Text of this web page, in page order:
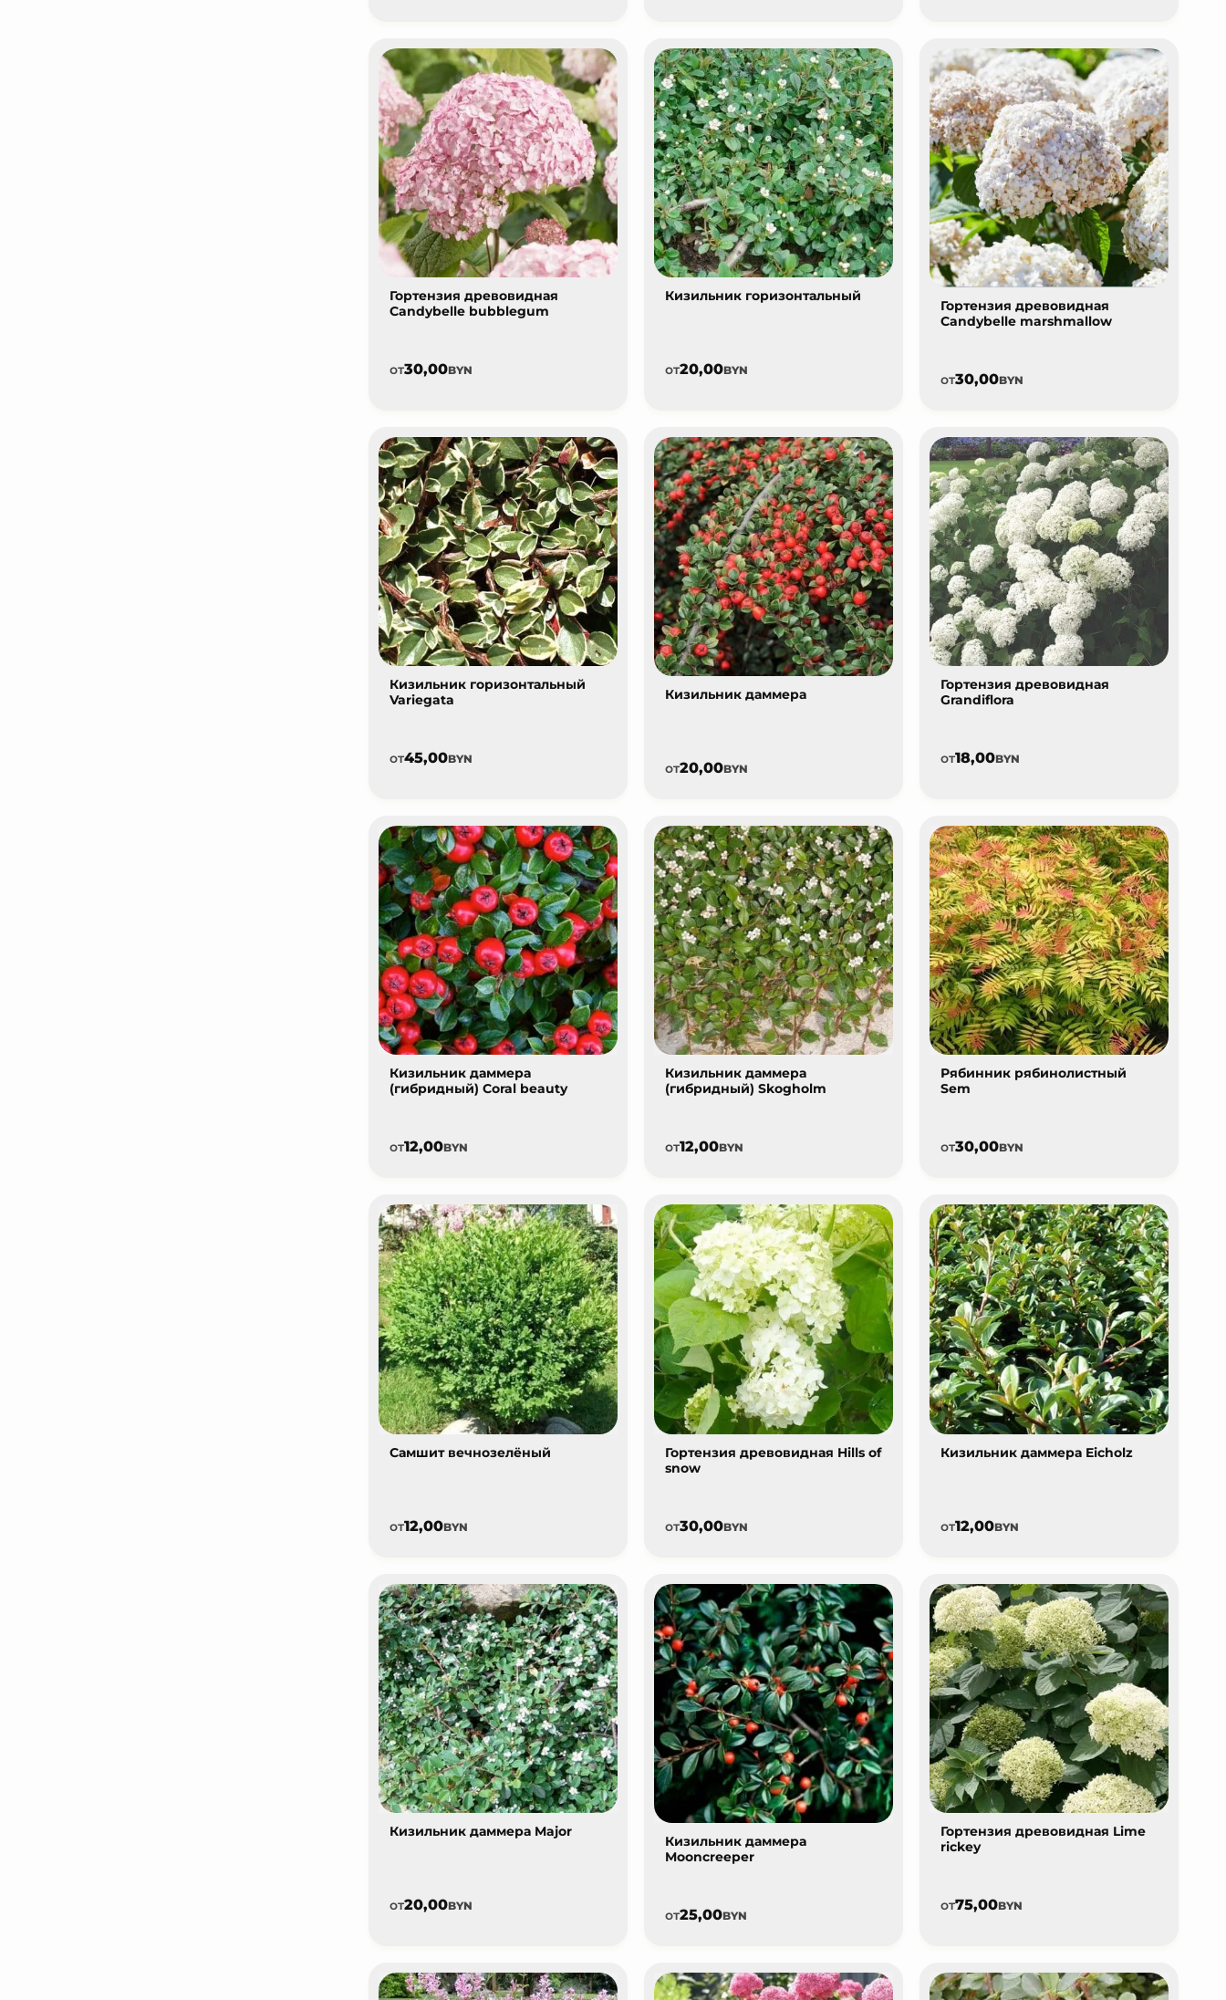
Гортензия древовидная
Candybelle bubblegum
от30,00BYN
Кизильник горизонтальный
от20,00BYN
Гортензия древовидная
Candybelle marshmallow
от30,00BYN
Кизильник горизонтальный
Variegata
от45,00BYN
Кизильник даммера
от20,00BYN
Гортензия древовидная
Grandiflora
от18,00BYN
Кизильник даммера
(гибридный) Coral beauty
от12,00BYN
Кизильник даммера
(гибридный) Skogholm
от12,00BYN
Рябинник рябинолистный
Sem
от30,00BYN
Самшит вечнозелёный
от12,00BYN
Гортензия древовидная Hills of
snow
от30,00BYN
Кизильник даммера Eicholz
от12,00BYN
Кизильник даммера Major
от20,00BYN
Кизильник даммера
Mooncreeper
от25,00BYN
Гортензия древовидная Lime
rickey
от75,00BYN